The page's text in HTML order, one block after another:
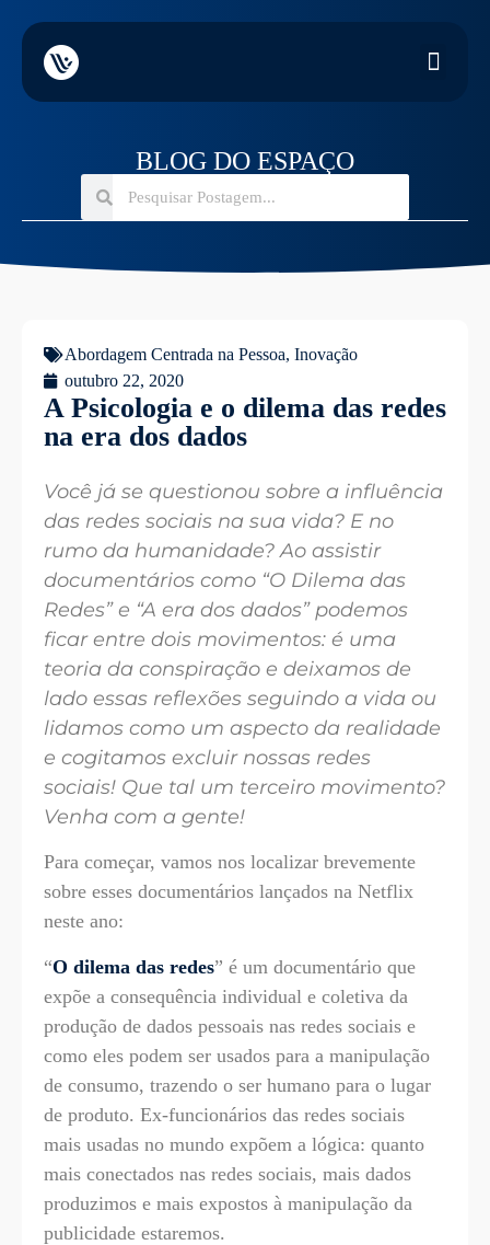
BLOG DO ESPAÇO
Abordagem Centrada na Pessoa, Inovação
outubro 22, 2020
A Psicologia e o dilema das redes
na era dos dados
Você já se questionou sobre a influência
das redes sociais na sua vida? E no
rumo da humanidade? Ao assistir
documentários como “O Dilema das
Redes” e “A era dos dados” podemos
ficar entre dois movimentos: é uma
teoria da conspiração e deixamos de
lado essas reflexões seguindo a vida ou
lidamos como um aspecto da realidade
e cogitamos excluir nossas redes
sociais! Que tal um terceiro movimento?
Venha com a gente!
Para começar, vamos nos localizar brevemente
sobre esses documentários lançados na Netflix
neste ano:
“O dilema das redes” é um documentário que
expõe a consequência individual e coletiva da
produção de dados pessoais nas redes sociais e
como eles podem ser usados para a manipulação
de consumo, trazendo o ser humano para o lugar
de produto. Ex-funcionários das redes sociais
mais usadas no mundo expõem a lógica: quanto
mais conectados nas redes sociais, mais dados
produzimos e mais expostos à manipulação da
publicidade estaremos.